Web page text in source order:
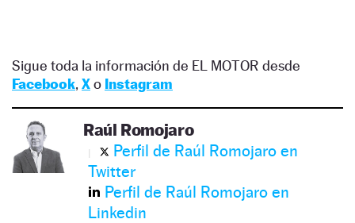
Sigue toda la información de EL MOTOR desde
Facebook, Xo Instagram
Raúl Romojaro
Perfil de Raúl Romojaro en
Twitter
Perfil de Raúl Romojaro en
Linkedin